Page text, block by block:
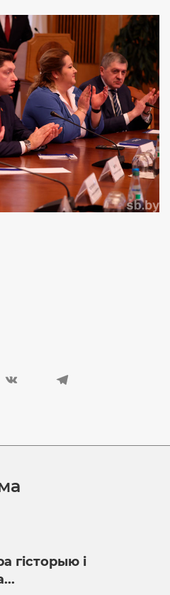
VK Telegram
гісторыю і